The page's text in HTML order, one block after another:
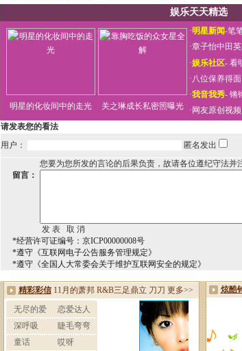
娱乐天天精选
明星的化妆间中的走光 关之琳成长私密照曝光
·明星新闻-笔
·章子怡中田
·娱乐社区- 看
·八位保养得
·我音我秀- 锵
· 网友原创视
请发表您的看法
用户：
匿名发出
您要为您所发的言论的后果负责，故请各位遵纪守法并
留言：
*经营许可证编号：京ICP00000008号
*遵守《互联网电子公告服务管理规定》
*遵守《全国人大常委会关于维护互联网安全的规定》